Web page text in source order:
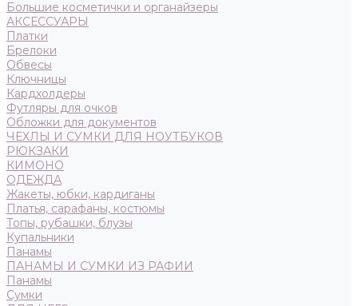
Большие косметички и органайзеры
АКСЕССУАРЫ
Платки
Брелоки
Обвесы
Ключницы
Кардхолдеры
Футляры для очков
Обложки для документов
ЧЕХЛЫ И СУМКИ ДЛЯ НОУТБУКОВ
РЮКЗАКИ
КИМОНО
ОДЕЖДА
Жакеты, юбки, кардиганы
Платья, сарафаны, костюмы
Топы, рубашки, блузы
Купальники
Панамы
ПАНАМЫ И СУМКИ ИЗ РАФИИ
Панамы
Сумки